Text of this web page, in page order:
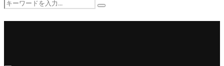
Search
Search